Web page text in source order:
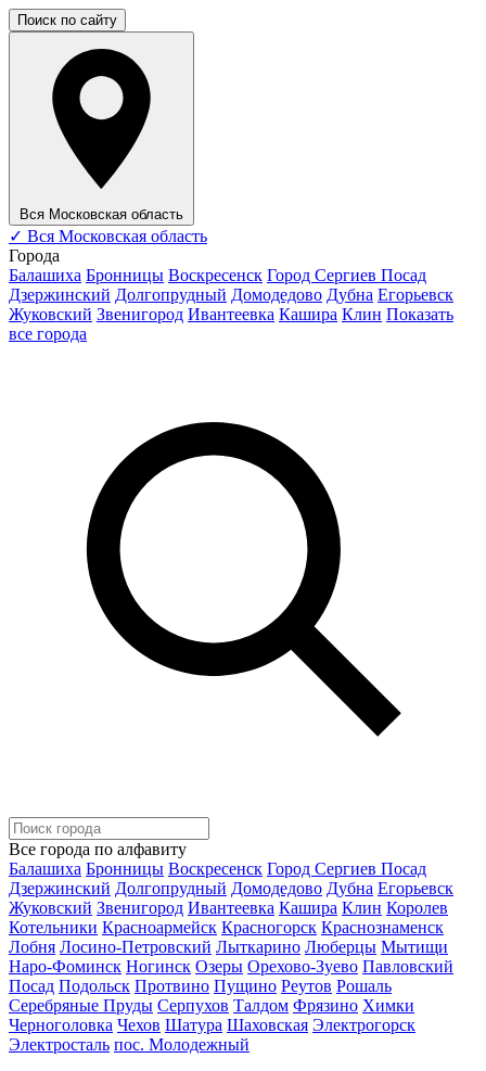
Поиск по сайту
Вся Московская область
✓ Вся Московская область
Города
Балашиха Бронницы Воскресенск Город Сергиев Посад
Дзержинский Долгопрудный Домодедово Дубна Егорьевск
Жуковский Звенигород Ивантеевка Кашира Клин Показать
все города
Все города по алфавиту
Балашиха Бронницы Воскресенск Город Сергиев Посад
Дзержинский Долгопрудный Домодедово Дубна Егорьевск
Жуковский Звенигород Ивантеевка Кашира Клин Королев
Котельники Красноармейск Красногорск Краснознаменск
Лобня Лосино-Петровский Лыткарино Люберцы Мытищи
Наро-Фоминск Ногинск Озеры Орехово-Зуево Павловский
Посад Подольск Протвино Пущино Реутов Рошаль
Серебряные Пруды Серпухов Талдом Фрязино Химки
Черноголовка Чехов Шатура Шаховская Электрогорск
Электросталь пос. Молодежный